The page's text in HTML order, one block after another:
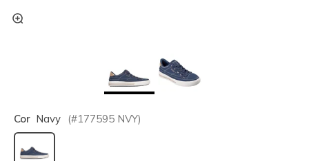
Cor Navy (#177595 NVY)